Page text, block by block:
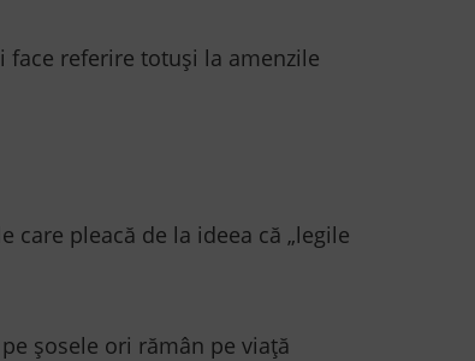
face referire totuși la amenzile
care pleacă de la ideea că „legile
șosele ori rămân pe viață